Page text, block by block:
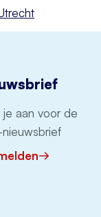
je aan voor de